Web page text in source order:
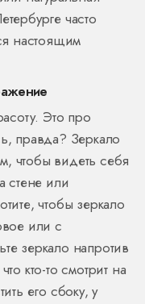
часто
настоящим
Это про
правда? Зеркало
чтобы видеть себя
стене или
чтобы зеркало
или с
зеркало напротив
кто-то смотрит на
его сбоку, у